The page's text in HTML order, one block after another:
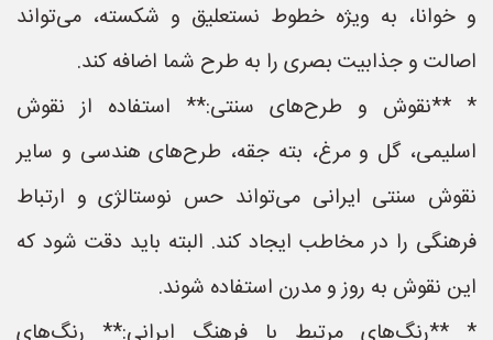
و خوانا، به ویژه خطوط نستعلیق و شکسته، می‌تواند
اصالت و جذابیت بصری را به طرح شما اضافه کند.
* **نقوش و طرح‌های سنتی:** استفاده از نقوش
اسلیمی، گل و مرغ، بته جقه، طرح‌های هندسی و سایر
نقوش سنتی ایرانی می‌تواند حس نوستالژی و ارتباط
فرهنگی را در مخاطب ایجاد کند. البته باید دقت شود که
این نقوش به روز و مدرن استفاده شوند.
* **رنگ‌های مرتبط با فرهنگ ایرانی:** رنگ‌های